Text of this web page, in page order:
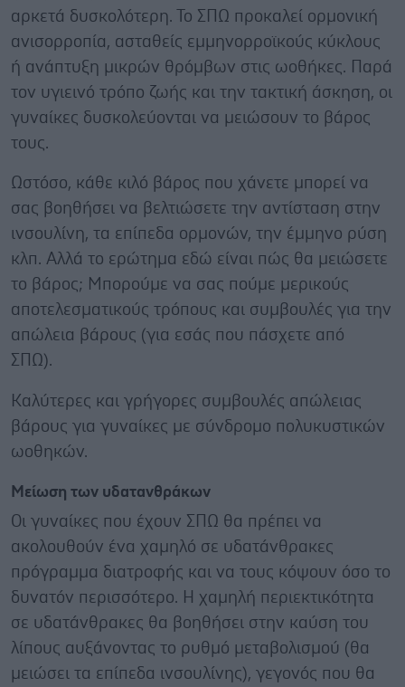
αρκετά δυσκολότερη. Το ΣΠΩ προκαλεί ορμονική
ανισορροπία, ασταθείς εμμηνορροϊκούς κύκλους
ή ανάπτυξη μικρών θρόμβων στις ωοθήκες. Παρά
τον υγιεινό τρόπο ζωής και την τακτική άσκηση, οι
γυναίκες δυσκολεύονται να μειώσουν το βάρος
τους.
Ωστόσο, κάθε κιλό βάρος που χάνετε μπορεί να
σας βοηθήσει να βελτιώσετε την αντίσταση στην
ινσουλίνη, τα επίπεδα ορμονών, την έμμηνο ρύση
κλπ. Αλλά το ερώτημα εδώ είναι πώς θα μειώσετε
το βάρος; Μπορούμε να σας πούμε μερικούς
αποτελεσματικούς τρόπους και συμβουλές για την
απώλεια βάρους (για εσάς που πάσχετε από
ΣΠΩ).
Καλύτερες και γρήγορες συμβουλές απώλειας
βάρους για γυναίκες με σύνδρομο πολυκυστικών
ωοθηκών.
Μείωση των υδατανθράκων
Οι γυναίκες που έχουν ΣΠΩ θα πρέπει να
ακολουθούν ένα χαμηλό σε υδατάνθρακες
πρόγραμμα διατροφής και να τους κόψουν όσο το
δυνατόν περισσότερο. Η χαμηλή περιεκτικότητα
σε υδατάνθρακες θα βοηθήσει στην καύση του
λίπους αυξάνοντας το ρυθμό μεταβολισμού (θα
μειώσει τα επίπεδα ινσουλίνης), γεγονός που θα